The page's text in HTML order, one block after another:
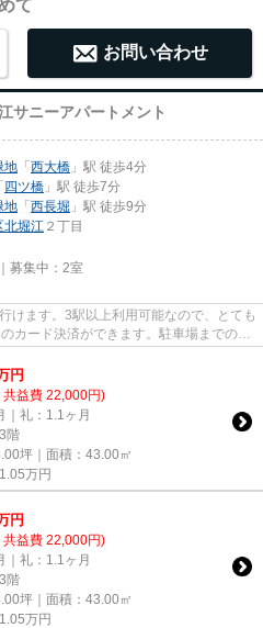
て
お問い合わせ
サニーアパートメント
地 「西大橋 」駅 徒歩4分
「四ツ橋 」駅 徒歩7分
地 「西長堀 」駅 徒歩9分
北堀江 ２丁目
募集中： 2室
けます。3駅以上利用可能なので、とても
カード決済ができます。駐車場までの距
円
共益費 22,000円)
｜礼：1.1ヶ月
階
坪｜面積：43.00㎡
1.05万円
円
共益費 22,000円)
｜礼：1.1ヶ月
階
坪｜面積：43.00㎡
1.05万円